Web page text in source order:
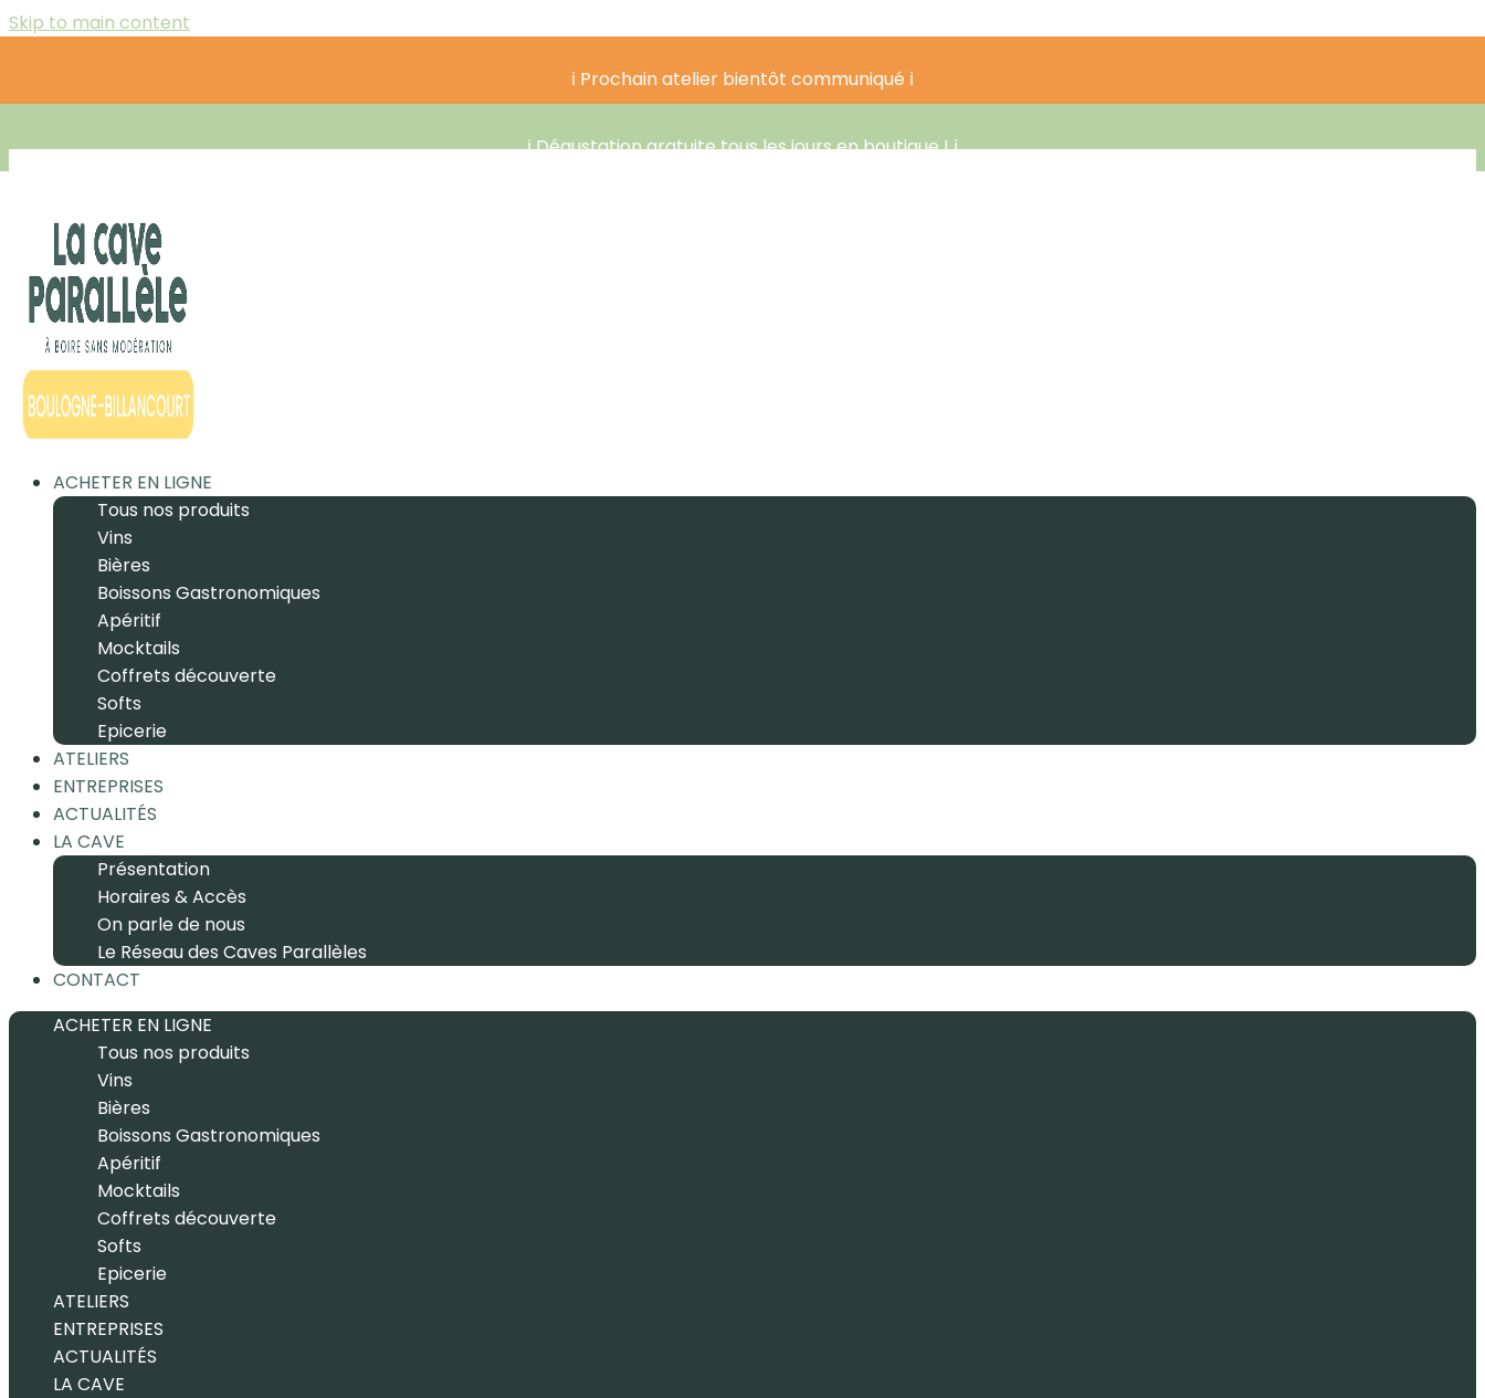
Skip to main content
ℹ️ Prochain atelier bientôt communiqué ℹ️
ℹ️ Dégustation gratuite tous les jours en boutique ! ℹ️
ACHETER EN LIGNE
Tous nos produits
Vins
Bières
Boissons Gastronomiques
Apéritif
Mocktails
Coffrets découverte
Softs
Epicerie
ATELIERS
ENTREPRISES
ACTUALITÉS
LA CAVE
Présentation
Horaires & Accès
On parle de nous
Le Réseau des Caves Parallèles
CONTACT
ACHETER EN LIGNE
Tous nos produits
Vins
Bières
Boissons Gastronomiques
Apéritif
Mocktails
Coffrets découverte
Softs
Epicerie
ATELIERS
ENTREPRISES
ACTUALITÉS
LA CAVE